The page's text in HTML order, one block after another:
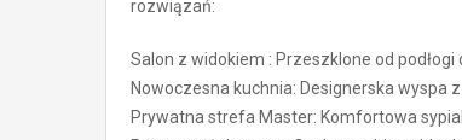
rozwiązań:
Salon z widokiem : Przeszklone od
Nowoczesna kuchnia: Designerska
Prywatna strefa Master: Komfortowa